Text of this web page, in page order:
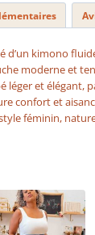
d’un kimono
moderne et
léger et élégant,
confort et
féminin,